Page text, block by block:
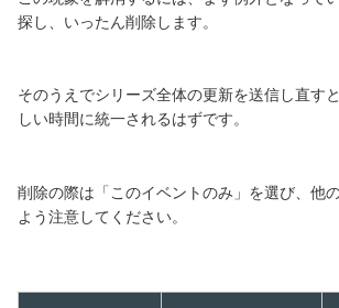
探し、いったん削除します。
そのうえでシリーズ全体の更新を送信し直す
しい時間に統一されるはずです。
削除の際は「このイベントのみ」を選び、他
よう注意してください。